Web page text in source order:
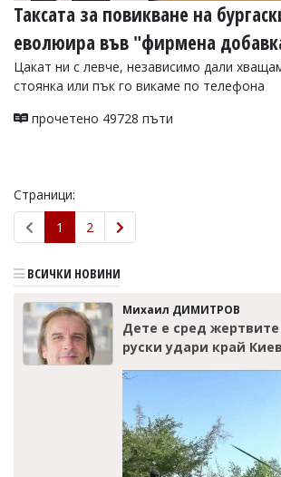
Таксата за повикване на
еволюира във "фирмена
Цакат ни с левче, независимо дали
стоянка или пък го викаме по телефона
прочетено 49728 пъти
Страници:
1
2
ВСИЧКИ НОВИНИ
Михаил ДИМИТРОВ
Дете е сред
руски удари край Киев